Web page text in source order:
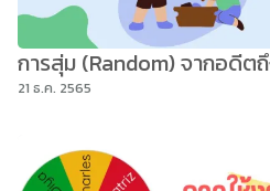
การสุ่ม (Random) จากอดีต
21 ธ.ค. 2565